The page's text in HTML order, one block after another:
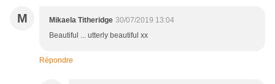
M Mikaela Titheridge 30/07/2019 13:04
Beautiful ... utterly beautiful xx
Répondre